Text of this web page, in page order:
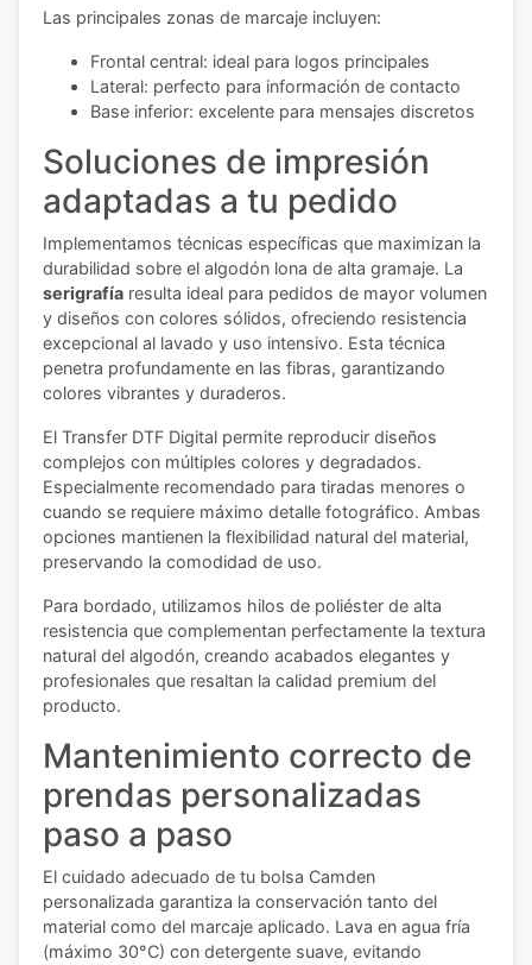
Las principales zonas de marcaje incluyen:
Frontal central: ideal para logos principales
Lateral: perfecto para información de contacto
Base inferior: excelente para mensajes discretos
Soluciones de impresión
adaptadas a tu pedido
Implementamos técnicas específicas que maximizan la
durabilidad sobre el algodón lona de alta gramaje. La
serigrafía resulta ideal para pedidos de mayor volumen
y diseños con colores sólidos, ofreciendo resistencia
excepcional al lavado y uso intensivo. Esta técnica
penetra profundamente en las fibras, garantizando
colores vibrantes y duraderos.
El Transfer DTF Digital permite reproducir diseños
complejos con múltiples colores y degradados.
Especialmente recomendado para tiradas menores o
cuando se requiere máximo detalle fotográfico. Ambas
opciones mantienen la flexibilidad natural del material,
preservando la comodidad de uso.
Para bordado, utilizamos hilos de poliéster de alta
resistencia que complementan perfectamente la textura
natural del algodón, creando acabados elegantes y
profesionales que resaltan la calidad premium del
producto.
Mantenimiento correcto de
prendas personalizadas
paso a paso
El cuidado adecuado de tu bolsa Camden
personalizada garantiza la conservación tanto del
material como del marcaje aplicado. Lava en agua fría
(máximo 30°C) con detergente suave, evitando